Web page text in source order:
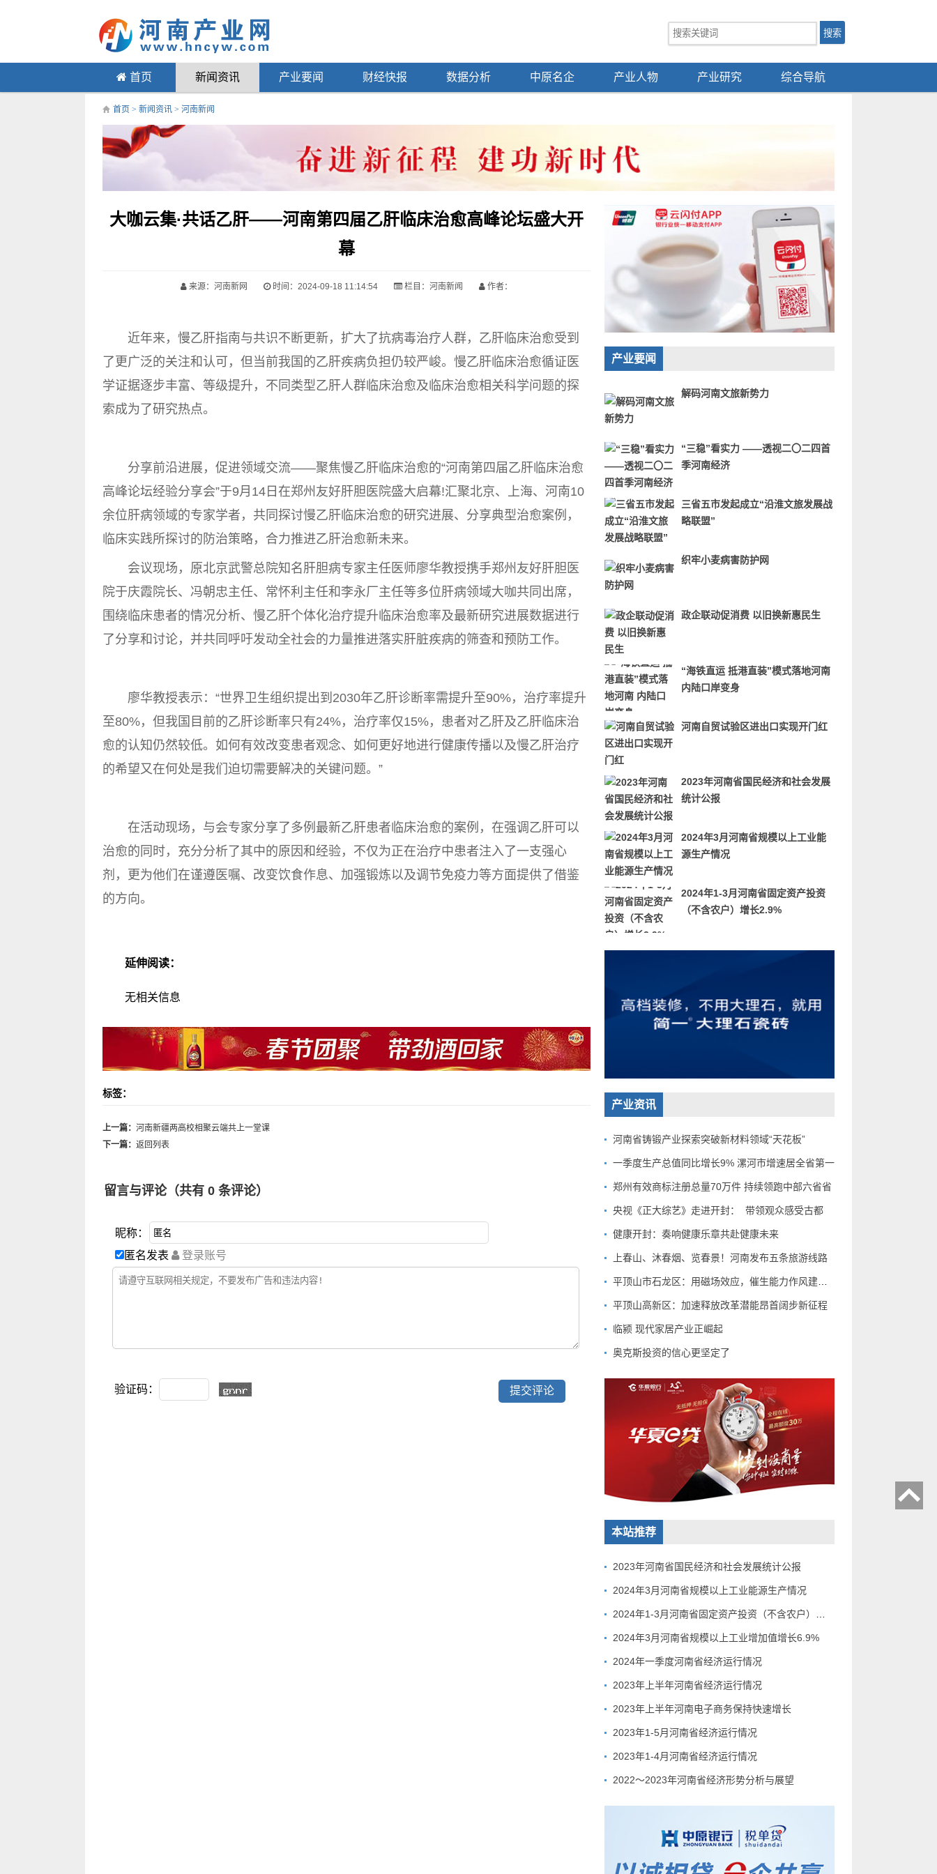
首页 新闻资讯 产业要闻 财经快报 数据分析 中原名企 产业人物 产业研究 综合导航
首页 > 新闻资讯 > 河南新闻
大咖云集·共话乙肝——河南第四届乙肝临床治愈高峰论坛盛大开
幕
来源：河南新网 时间：2024-09-18 11:14:54 栏目： 河南新闻 作者：
近年来，慢乙肝指南与共识不断更新，扩大了抗病毒治疗人群，乙肝临床治愈受到
了更广泛的关注和认可，但当前我国的乙肝疾病负担仍较严峻。慢乙肝临床治愈循证医
学证据逐步丰富、等级提升，不同类型乙肝人群临床治愈及临床治愈相关科学问题的探
索成为了研究热点。
分享前沿进展，促进领域交流——聚焦慢乙肝临床治愈的“河南第四届乙肝临床治愈
高峰论坛经验分享会”于9月14日在郑州友好肝胆医院盛大启幕!汇聚北京、上海、河南10
余位肝病领域的专家学者，共同探讨慢乙肝临床治愈的研究进展、分享典型治愈案例，
临床实践所探讨的防治策略，合力推进乙肝治愈新未来。
会议现场，原北京武警总院知名肝胆病专家主任医师廖华教授携手郑州友好肝胆医
院于庆霞院长、冯朝忠主任、常怀利主任和李永厂主任等多位肝病领域大咖共同出席，
围绕临床患者的情况分析、慢乙肝个体化治疗提升临床治愈率及最新研究进展数据进行
了分享和讨论，并共同呼吁发动全社会的力量推进落实肝脏疾病的筛查和预防工作。
廖华教授表示：“世界卫生组织提出到2030年乙肝诊断率需提升至90%，治疗率提升
至80%，但我国目前的乙肝诊断率只有24%，治疗率仅15%，患者对乙肝及乙肝临床治
愈的认知仍然较低。如何有效改变患者观念、如何更好地进行健康传播以及慢乙肝治疗
的希望又在何处是我们迫切需要解决的关键问题。”
在活动现场，与会专家分享了多例最新乙肝患者临床治愈的案例，在强调乙肝可以
治愈的同时，充分分析了其中的原因和经验，不仅为正在治疗中患者注入了一支强心
剂，更为他们在谨遵医嘱、改变饮食作息、加强锻炼以及调节免疫力等方面提供了借鉴
的方向。
延伸阅读：
无相关信息
标签：
上一篇： 河南新疆两高校相聚云端共上一堂课
下一篇： 返回列表
留言与评论（共有 0 条评论）
昵称：
匿名发表
登录账号
验证码：
产业要闻
解码河南文旅新势力
“三稳”看实力 ——透视二〇二四首
季河南经济
三省五市发起成立“沿淮文旅发展战
略联盟”
织牢小麦病害防护网
政企联动促消费 以旧换新惠民生
“海铁直运 抵港直装”模式落地河南
内陆口岸变身
河南自贸试验区进出口实现开门红
2023年河南省国民经济和社会发展
统计公报
2024年3月河南省规模以上工业能
源生产情况
2024年1-3月河南省固定资产投资
（不含农户）增长2.9%
产业资讯
河南省铸锻产业探索突破新材料领域“天花板”
一季度生产总值同比增长9% 漯河市增速居全省第一
郑州有效商标注册总量70万件 持续领跑中部六省省
央视《正大综艺》走进开封： ​ 带领观众感受古都
健康开封：奏响健康乐章共赴健康未来
上春山、沐春烟、览春景！河南发布五条旅游线路
平顶山高新区：加速释放改革潜能昂首阔步新征程
临颍 现代家居产业正崛起
奥克斯投资的信心更坚定了
本站推荐
2023年河南省国民经济和社会发展统计公报
2024年3月河南省规模以上工业能源生产情况
2024年3月河南省规模以上工业增加值增长6.9%
2024年一季度河南省经济运行情况
2023年上半年河南省经济运行情况
2023年上半年河南电子商务保持快速增长
2023年1-5月河南省经济运行情况
2023年1-4月河南省经济运行情况
2022～2023年河南省经济形势分析与展望